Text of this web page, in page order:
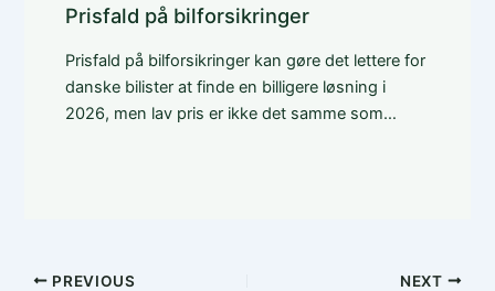
Prisfald på bilforsikringer
Prisfald på bilforsikringer kan gøre det lettere for
danske bilister at finde en billigere løsning i
2026, men lav pris er ikke det samme som…
PREVIOUS NEXT